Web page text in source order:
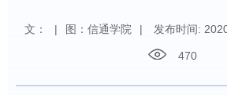
文： | 图：信通学院 | 发布时间:
470